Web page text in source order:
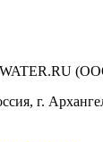
, г.